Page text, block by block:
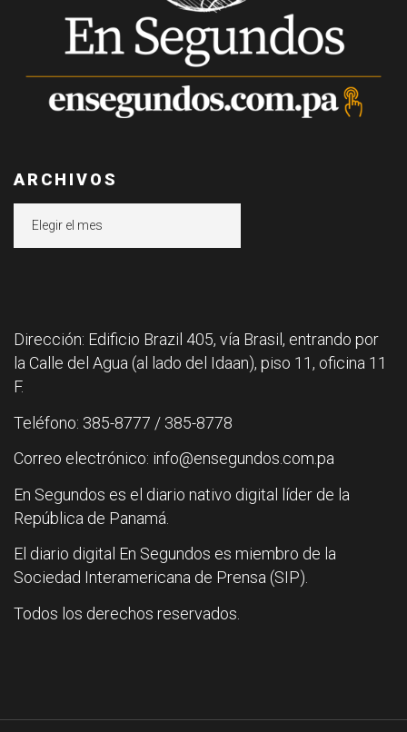
ARCHIVOS
Dirección: Edificio Brazil 405, vía Brasil, entrando por
la Calle del Agua (al lado del Idaan), piso 11, oficina 11
F.
Teléfono: 385-8777 / 385-8778
Correo electrónico: info@ensegundos.com.pa
En Segundos es el diario nativo digital líder de la
República de Panamá.
El diario digital En Segundos es miembro de la
Sociedad Interamericana de Prensa (SIP).
Todos los derechos reservados.